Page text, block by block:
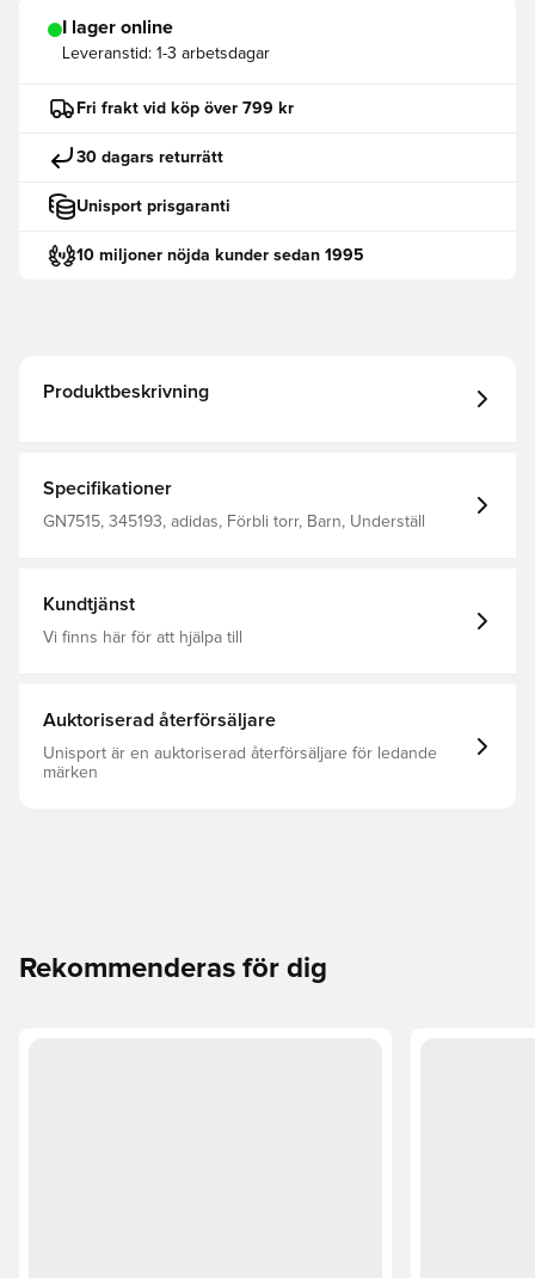
I lager online
Leveranstid: 1-3 arbetsdagar
Fri frakt vid köp över 799 kr
30 dagars returrätt
Unisport prisgaranti
10 miljoner nöjda kunder sedan 1995
Produktbeskrivning
Specifikationer
GN7515, 345193, adidas, Förbli torr, Barn, Underställ
Kundtjänst
Vi finns här för att hjälpa till
Auktoriserad återförsäljare
Unisport är en auktoriserad återförsäljare för ledande
märken
Rekommenderas för dig